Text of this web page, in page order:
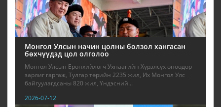
Монгол Улсын начин цолны болзол хангасан
бөхчүүдэд цол олголоо
Монгол Улсын Ерөнхийлөгч Ухнаагийн Хүрэлсүх өнөөдөр
зарлиг гаргаж, Тулгар төрийн 2235 жил, Их Монгол Улс
байгуулагдсаны 820 жил, Үндэсний...
2026-07-12